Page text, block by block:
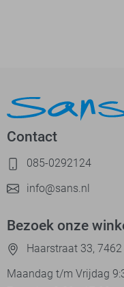
Contact
085-0292124
info@sans.nl
Bezoek onze
Haarstraat 33, 7462
Maandag t/m Vrijdag